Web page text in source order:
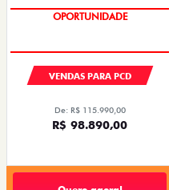
OPORTUNIDADE
VENDAS PARA PCD
De: R$ 115.990,00
R$ 98.890,00